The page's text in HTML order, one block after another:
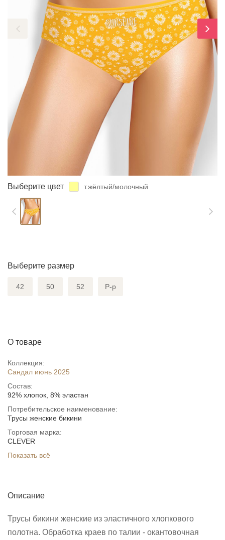
Выберите цвет т.жёлтый/молочный
Выберите размер
42 50 52 Р-р
О товаре
Коллекция:
Сандал июнь 2025
Состав:
92% хлопок, 8% эластан
Потребительское наименование:
Трусы женские бикини
Торговая марка:
CLEVER
Показать всё
Описание
Трусы бикини женские из эластичного хлопкового
полотна. Обработка краев по талии - окантовочная